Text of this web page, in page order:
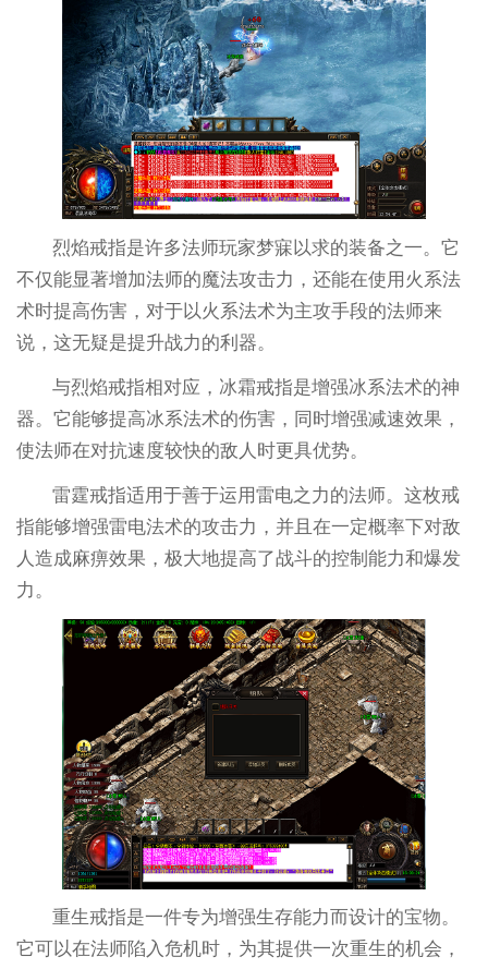
烈焰戒指是许多法师玩家梦寐以求的装备之一。它
不仅能显著增加法师的魔法攻击力，还能在使用火系法
术时提高伤害，对于以火系法术为主攻手段的法师来
说，这无疑是提升战力的利器。
与烈焰戒指相对应，冰霜戒指是增强冰系法术的神
器。它能够提高冰系法术的伤害，同时增强减速效果，
使法师在对抗速度较快的敌人时更具优势。
雷霆戒指适用于善于运用雷电之力的法师。这枚戒
指能够增强雷电法术的攻击力，并且在一定概率下对敌
人造成麻痹效果，极大地提高了战斗的控制能力和爆发
力。
重生戒指是一件专为增强生存能力而设计的宝物。
它可以在法师陷入危机时，为其提供一次重生的机会，